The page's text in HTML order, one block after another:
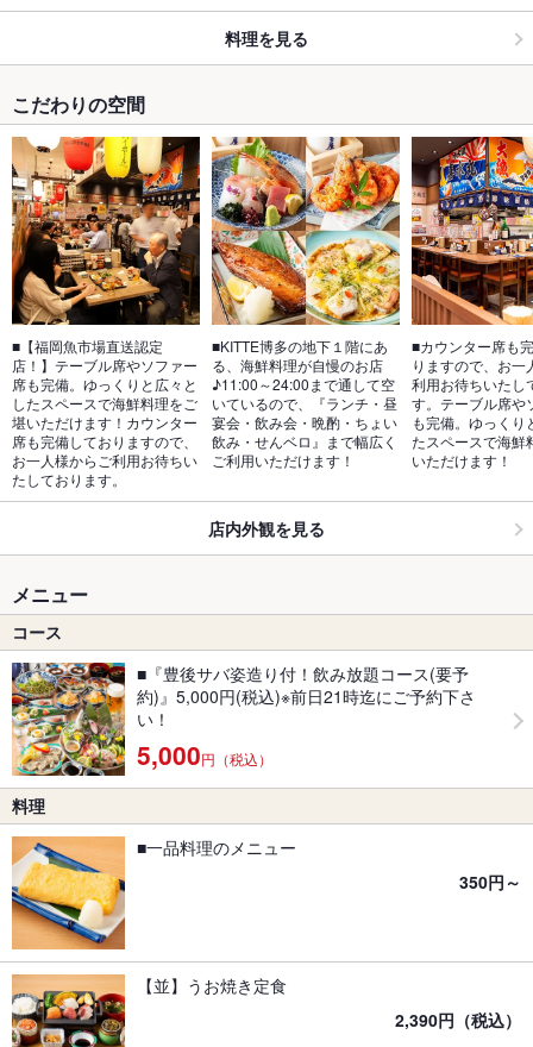
料理を見る
こだわりの空間
■【福岡魚市場直送認定
店！】テーブル席やソファー
席も完備。ゆっくりと広々と
したスペースで海鮮料理をご
堪いただけます！カウンター
席も完備しておりますので、
お一人様からご利用お待ちい
たしております。
■KITTE博多の地下１階にあ
る、海鮮料理が自慢のお店
♪11:00～24:00まで通して空
いているので、『ランチ・昼
宴会・飲み会・晩酌・ちょい
飲み・せんベロ』まで幅広く
ご利用いただけます！
■カウンター席も
りますので、お一
利用お待ちいたし
す。テーブル席や
も完備。ゆっくり
たスペースで海鮮
いただけます！
店内外観を見る
メニュー
コース
■『豊後サバ姿造り付！飲み放題コース(要予
約)』5,000円(税込)※前日21時迄にご予約下さ
い！
5,000円（税込）
料理
■一品料理のメニュー
350円～
【並】うお焼き定食
2,390円（税込）